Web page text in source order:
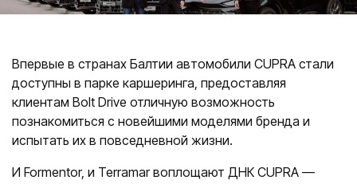
Впервые в странах Балтии автомобили CUPRA стали
доступны в парке каршеринга, предоставляя
клиентам Bolt Drive отличную возможность
познакомиться с новейшими моделями бренда и
испытать их в повседневной жизни.
И Formentor, и Terramar воплощают ДНК CUPRA —